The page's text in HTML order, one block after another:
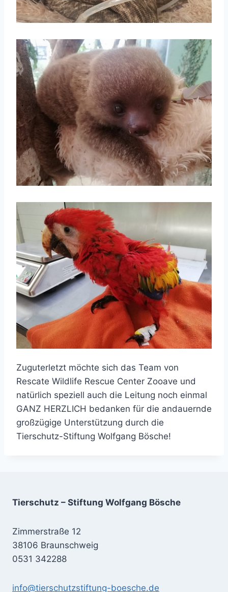
Zuguterletzt möchte sich das Team von
Rescate Wildlife Rescue Center Zooave und
natürlich speziell auch die Leitung noch einmal
GANZ HERZLICH bedanken für die andauernde
großzügige Unterstützung durch die
Tierschutz-Stiftung Wolfgang Bösche!
Tierschutz – Stiftung Wolfgang Bösche
Zimmerstraße 12
38106 Braunschweig
0531 342288
info@tierschutzstiftung-boesche.de